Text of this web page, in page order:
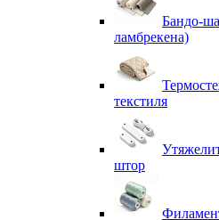
Бандо-
ламбрекена)
текстиля
штор